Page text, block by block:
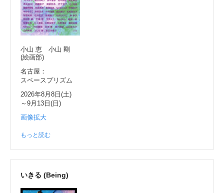
小山 恵 小山 剛
(絵画部)
名古屋：
スペースプリズム
2026年8月8日(土)
～9月13日(日)
画像拡大
もっと読む
いきる (Being)